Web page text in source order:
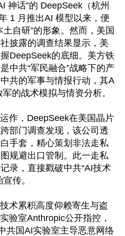
神话”的 DeepSeek（杭州
1 月推出AI 模型以来，便
自研”的形象。然而，美国
披露的调查结果显示，美
DeepSeek的底细。美方铁
中共“军民融合”战略下的产
共的军事与情报行动，其A
的战术模拟与情资分析。
作，DeepSeek在美国晶片
部门调查发现，该公司透
手套，精心策划非法走私
规避出口管制。此一走私
录，直接戳破中共“AI技术
传。
术累积高度仰赖寄生与盗
验室Anthropic公开指控，
共国AI实验室主导恶意网络